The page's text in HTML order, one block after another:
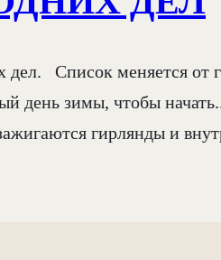
дел.⠀Список меняется от
день зимы, чтобы
гирлянды и